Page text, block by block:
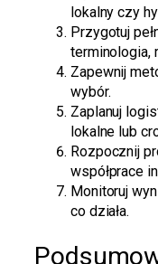
lokalny czy
Przygotuj
terminologia,
Zapewnij
wybór.
Zaplanuj
lokalne lub
Rozpocznij
współprace
Monitoruj
co działa.